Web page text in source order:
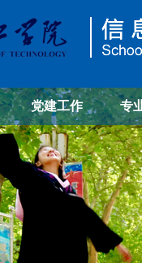
党建工作 专